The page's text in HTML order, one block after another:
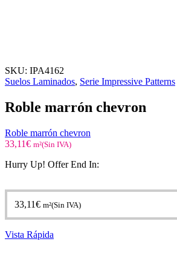
SKU: IPA4162
Suelos Laminados, Serie Impressive Patterns
Roble marrón chevron
Roble marrón chevron
33,11€ m²(Sin IVA)
Hurry Up! Offer End In:
33,11€ m²(Sin IVA)
Vista Rápida